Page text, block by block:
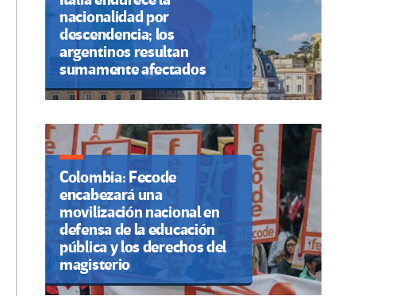
nacionalidad por
descendencia; los
argentinos resultan
sumamente afectados
Colombia: Fecode
encabezará una
movilización nacional en
defensa de la educación
pública y los derechos del
magisterio